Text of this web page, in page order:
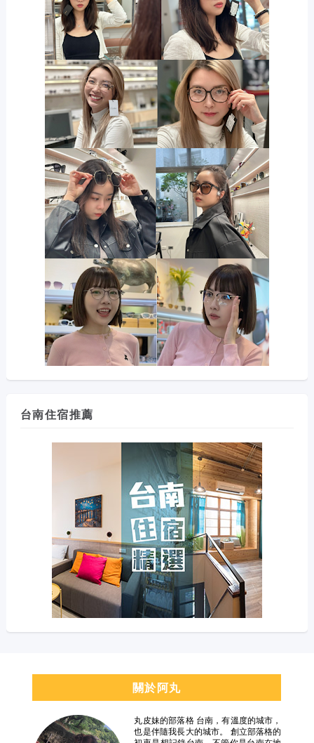
台南住宿推薦
關於阿丸
丸皮妹的部落格 台南，有溫度的城市，
也是伴隨我長大的城市。 創立部落格的